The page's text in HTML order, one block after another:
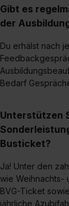
einzelnen
zeigen“.
Impressum.
Gibt es
der
Du erhälst nach
Bedarf
Unterstützen
Busticket?
Ja! Unter den
wie Weihnachts-
BVG-Ticket
jährliche